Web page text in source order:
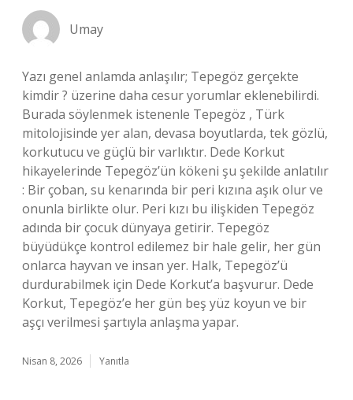
Umay
Yazı genel anlamda anlaşılır; Tepegöz gerçekte
kimdir ? üzerine daha cesur yorumlar eklenebilirdi.
Burada söylenmek istenenle Tepegöz , Türk
mitolojisinde yer alan, devasa boyutlarda, tek gözlü,
korkutucu ve güçlü bir varlıktır. Dede Korkut
hikayelerinde Tepegöz’ün kökeni şu şekilde anlatılır
: Bir çoban, su kenarında bir peri kızına aşık olur ve
onunla birlikte olur. Peri kızı bu ilişkiden Tepegöz
adında bir çocuk dünyaya getirir. Tepegöz
büyüdükçe kontrol edilemez bir hale gelir, her gün
onlarca hayvan ve insan yer. Halk, Tepegöz’ü
durdurabilmek için Dede Korkut’a başvurur. Dede
Korkut, Tepegöz’e her gün beş yüz koyun ve bir
aşçı verilmesi şartıyla anlaşma yapar.
Nisan 8, 2026 Yanıtla